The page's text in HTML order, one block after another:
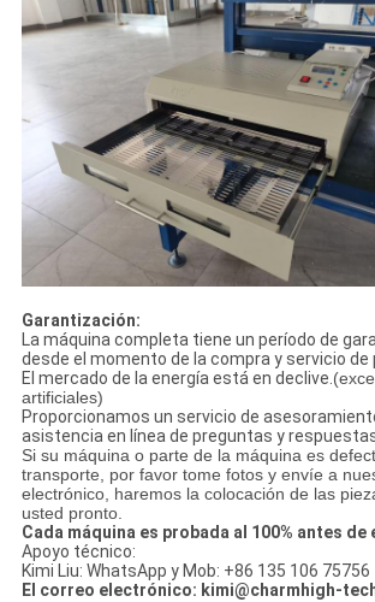
Garantización:
La máquina completa tiene un período de
desde el momento de la compra y servicio de
El mercado de la energía está en declive.
artificiales)
Proporcionamos un servicio de
asistencia en línea de preguntas y
Si su máquina o parte de la máquina es
transporte, por favor tome fotos y envíe a
electrónico, haremos la colocación de las
usted pronto.
Cada máquina es probada al 100% antes de
Apoyo técnico:
Kimi Liu: WhatsApp y Mob: +86 135 106 75756
El correo electrónico: kimi@charmhigh-